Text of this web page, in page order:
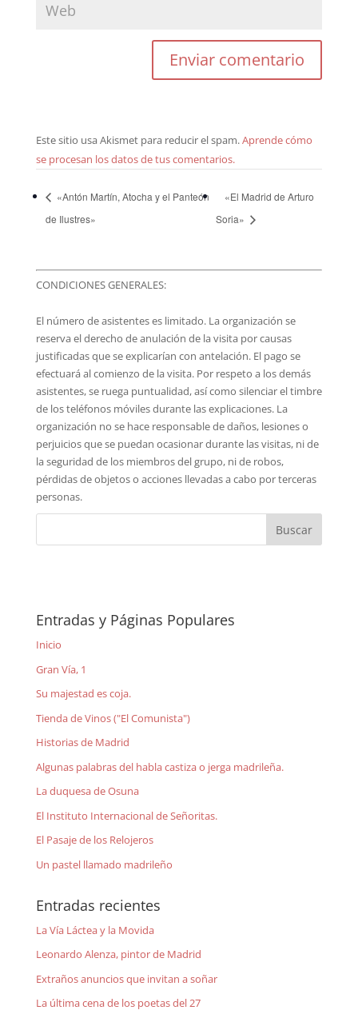
Este sitio usa Akismet para reducir el spam.Aprende cómo
se procesan los datos de tus comentarios.
«Antón Martín, Atocha y el Panteón
de Ilustres»
«El Madrid de Arturo
Soria»
CONDICIONES GENERALES:
El número de asistentes es limitado. La organización se
reserva el derecho de anulación de la visita por causas
justificadas que se explicarían con antelación. El pago se
efectuará al comienzo de la visita. Por respeto a los demás
asistentes, se ruega puntualidad, así como silenciar el timbre
de los teléfonos móviles durante las explicaciones. La
organización no se hace responsable de daños, lesiones o
perjuicios que se puedan ocasionar durante las visitas, ni de
la seguridad de los miembros del grupo, ni de robos,
pérdidas de objetos o acciones llevadas a cabo por terceras
personas.
Entradas y Páginas Populares
Inicio
Gran Vía, 1
Su majestad es coja.
Tienda de Vinos ("El Comunista")
Historias de Madrid
Algunas palabras del habla castiza o jerga madrileña.
La duquesa de Osuna
El Instituto Internacional de Señoritas.
El Pasaje de los Relojeros
Un pastel llamado madrileño
Entradas recientes
La Vía Láctea y la Movida
Leonardo Alenza, pintor de Madrid
Extraños anuncios que invitan a soñar
La última cena de los poetas del 27